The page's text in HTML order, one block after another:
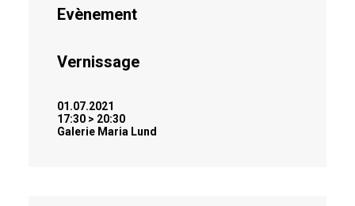
Evènement
Vernissage
01.07.2021
17:30 > 20:30
Galerie Maria Lund